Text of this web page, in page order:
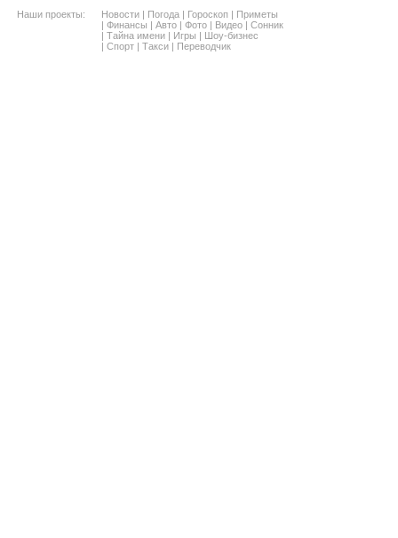
Наши проекты:
Новости | Погода | Гороскоп | Приметы
| Финансы | Авто | Фото | Видео | Сонник
| Тайна имени | Игры | Шоу-бизнес
| Спорт | Такси | Переводчик